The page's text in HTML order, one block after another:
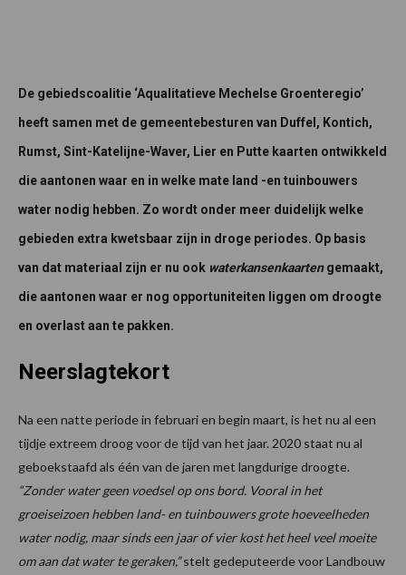
De gebiedscoalitie ‘Aqualitatieve Mechelse Groenteregio’
heeft samen met de gemeentebesturen van Duffel, Kontich,
Rumst, Sint-Katelijne-Waver, Lier en Putte kaarten ontwikkeld
die aantonen waar en in welke mate land -en tuinbouwers
water nodig hebben. Zo wordt onder meer duidelijk welke
gebieden extra kwetsbaar zijn in droge periodes. Op basis
van dat materiaal zijn er nu ook waterkansenkaartengemaakt,
die aantonen waar er nog opportuniteiten liggen om droogte
en overlast aan te pakken.
Neerslagtekort
Na een natte periode in februari en begin maart, is het nu al een
tijdje extreem droog voor de tijd van het jaar. 2020 staat nu al
geboekstaafd als één van de jaren met langdurige droogte.
“Zonder water geen voedsel op ons bord. Vooral in het
groeiseizoen hebben land- en tuinbouwers grote hoeveelheden
water nodig, maar sinds een jaar of vier kost het heel veel moeite
om aan dat water te geraken,”stelt gedeputeerde voor Landbouw